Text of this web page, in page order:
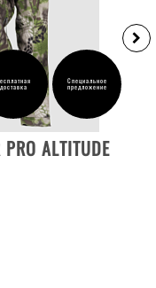
доставка
Специальное
предложение
ALTITUDE